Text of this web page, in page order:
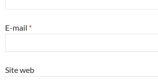
E-mail *
Site web